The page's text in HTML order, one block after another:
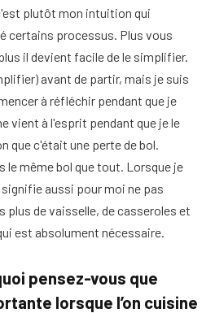
plutôt mon intuition qui
certains processus. Plus vous
il devient facile de le simplifier.
​​avant de partir, mais je suis
à réfléchir pendant que je
vient à l'esprit pendant que je le
que c'était une perte de bol.
le même bol que tout. Lorsque je
aussi pour moi ne pas
plus de vaisselle, de casseroles et
est absolument nécessaire.
pensez-vous que
lorsque l’on cuisine